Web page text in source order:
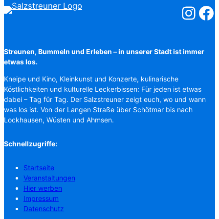
Streunen, Bummeln und Erleben – in unserer Stadt ist immer
etwas los.
Kneipe und Kino, Kleinkunst und Konzerte, kulinarische
Köstlichkeiten und kulturelle Leckerbissen: Für jeden ist etwas
dabei – Tag für Tag. Der Salzstreuner zeigt euch, wo und wann
was los ist. Von der Langen Straße über Schötmar bis nach
Lockhausen, Wüsten und Ahmsen.
Schnellzugriffe:
Startseite
Veranstaltungen
Hier werben
Impressum
Datenschutz